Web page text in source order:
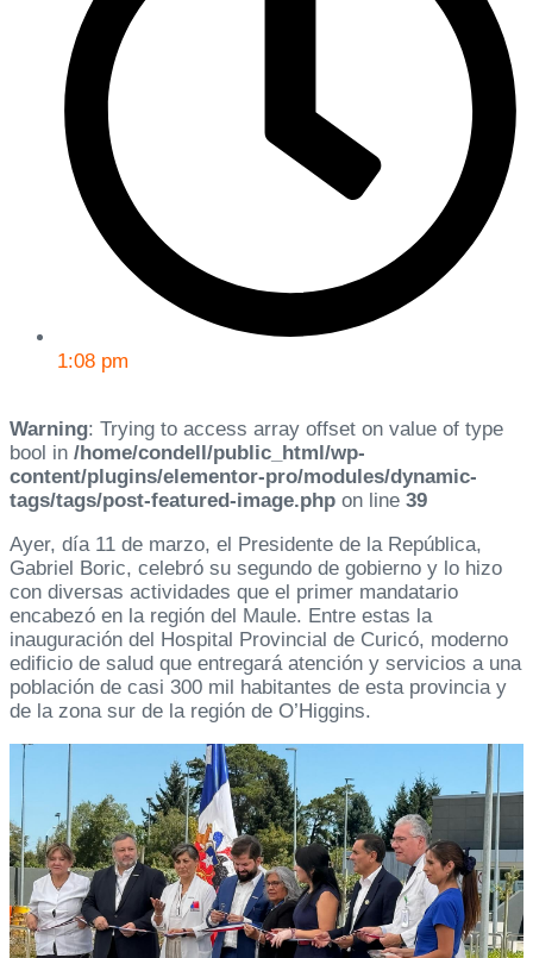
1:08 pm
Warning: Trying to access array offset on value of type
bool in /home/condell/public_html/wp-
content/plugins/elementor-pro/modules/dynamic-
tags/tags/post-featured-image.php on line 39
Ayer, día 11 de marzo, el Presidente de la República,
Gabriel Boric, celebró su segundo de gobierno y lo hizo
con diversas actividades que el primer mandatario
encabezó en la región del Maule. Entre estas la
inauguración del Hospital Provincial de Curicó, moderno
edificio de salud que entregará atención y servicios a una
población de casi 300 mil habitantes de esta provincia y
de la zona sur de la región de O’Higgins.